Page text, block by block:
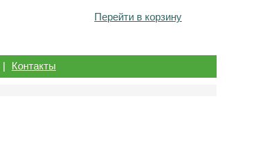
Перейти в корзину
| Контакты